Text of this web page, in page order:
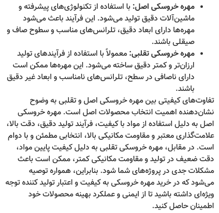
مهره خروسکی اصل: با استفاده از تکنولوژی‌های پیشرفته و
ماشین‌آلات دقیق تولید می‌شود. این فرآیند باعث می‌شود
مهره‌ها دارای ابعاد دقیق، تلرانس‌های مناسب و سطوح صاف و
صیقلی باشند.
مهره خروسکی تقلبی: معمولاً با استفاده از فرآیندهای تولید
ارزان‌تر و کمتر دقیق ساخته می‌شود. این مهره‌ها ممکن است
دارای ناصافی در سطح، تلرانس‌های نامناسب و ابعاد غیر دقیق
باشند.
تفاوت‌های کیفیتی بین مهره خروسکی اصل و تقلبی به وضوح
نشان‌دهنده اهمیت انتخاب محصولات اصل است. مهره خروسکی
اصل به دلیل استفاده از مواد با کیفیت، فرآیند تولید دقیق، دقت بالا،
علامت‌گذاری معتبر و مقاومت مکانیکی بالا، انتخابی مطمئن و با دوام
است. در مقابل، مهره خروسکی تقلبی به دلیل کیفیت پایین مواد،
دقت ضعیف در تولید و مقاومت مکانیکی کمتر، ممکن است باعث
مشکلات جدی در پروژه‌های شما شود. بنابراین، همواره توصیه
می‌شود که در خرید مهره خروسکی به کیفیت و اعتبار تولید کننده توجه
ویژه‌ای داشته باشید تا از ایمنی و عملکرد بهینه محصولات خود
اطمینان حاصل کنید.